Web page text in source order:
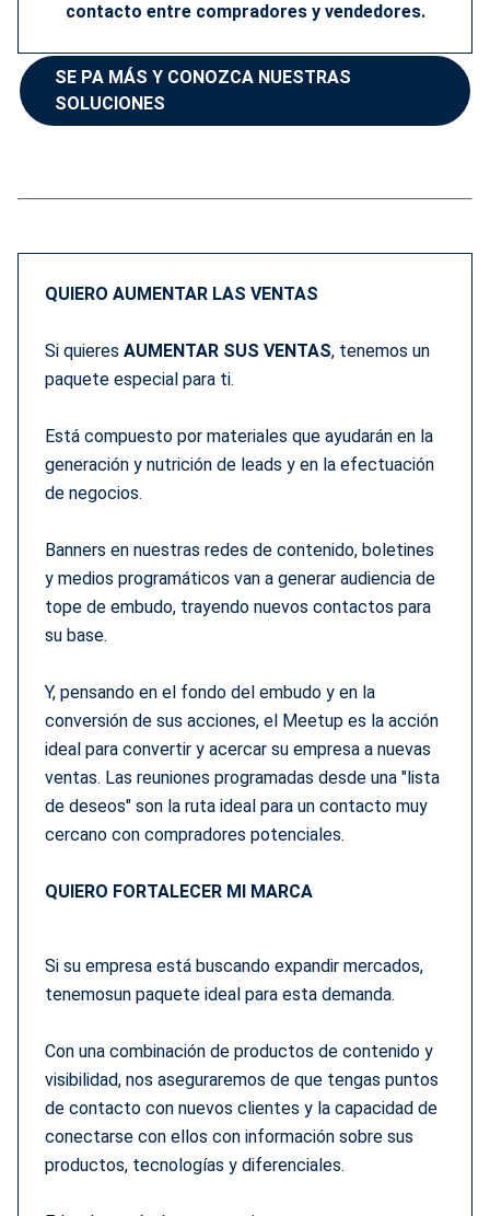
contacto entre compradores y vendedores.
SE PA MÁS Y CONOZCA NUESTRAS
SOLUCIONES
QUIERO AUMENTAR LAS VENTAS
Si quieres AUMENTAR SUS VENTAS, tenemos un
paquete especial para ti.
Está compuesto por materiales que ayudarán en la
generación y nutrición de leads y en la efectuación
de negocios.
Banners en nuestras redes de contenido, boletines
y medios programáticos van a generar audiencia de
tope de embudo, trayendo nuevos contactos para
su base.
Y, pensando en el fondo del embudo y en la
conversión de sus acciones, el Meetup es la acción
ideal para convertir y acercar su empresa a nuevas
ventas. Las reuniones programadas desde una "lista
de deseos" son la ruta ideal para un contacto muy
cercano con compradores potenciales.
QUIERO FORTALECER MI MARCA
Si su empresa está buscando expandir mercados,
tenemosun paquete ideal para esta demanda.
Con una combinación de productos de contenido y
visibilidad, nos aseguraremos de que tengas puntos
de contacto con nuevos clientes y la capacidad de
conectarse con ellos con información sobre sus
productos, tecnologías y diferenciales.